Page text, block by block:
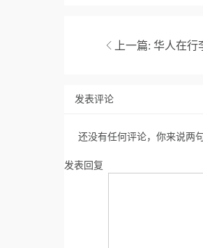
上一篇: 华人在行
发表评论
还没有任何评论，你来说两
发表回复